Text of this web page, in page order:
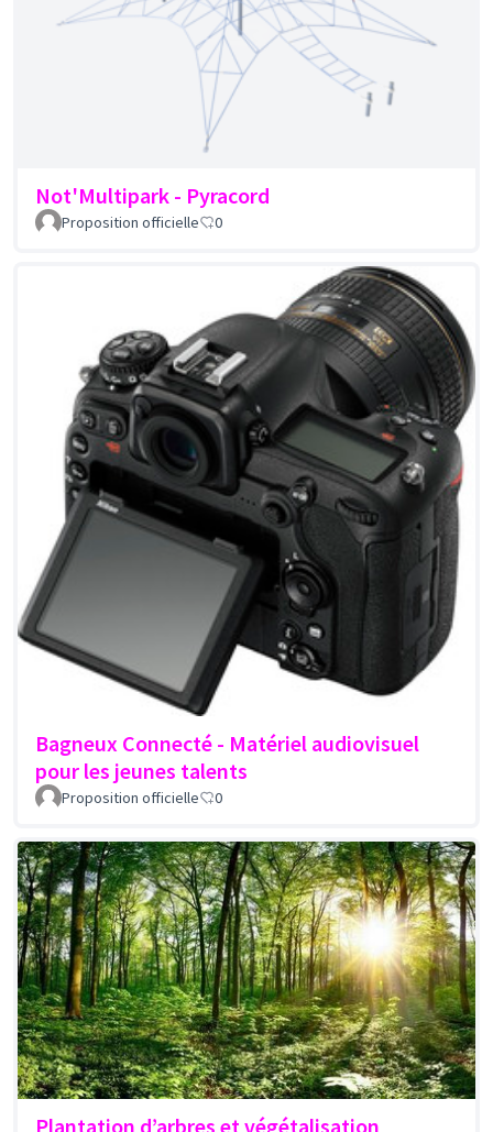
Not'Multipark - Pyracord
Proposition officielle 0
Bagneux Connecté - Matériel audiovisuel
pour les jeunes talents
Proposition officielle 0
Plantation d’arbres et végétalisation